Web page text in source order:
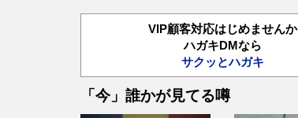
VIP顧客対応はじめませんか
ハガキDMなら
サクッとハガキ
「今」誰かが見てる噂